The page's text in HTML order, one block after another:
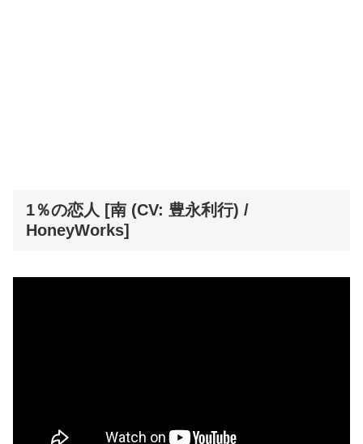
1％の恋人 [南 (CV: 豊永利行) /
HoneyWorks]